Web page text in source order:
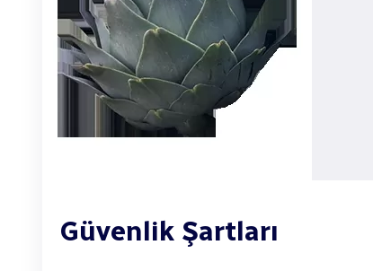
Güvenlik Şartları